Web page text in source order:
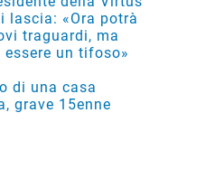
lascia: «Ora potrà
traguardi, ma
un tifoso»
di una casa
grave 15enne